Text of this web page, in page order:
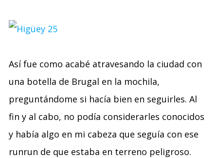
Así fue como acabé atravesando la ciudad con
una botella de Brugal en la mochila,
preguntándome si hacía bien en seguirles. Al
fin y al cabo, no podía considerarles conocidos
y había algo en mi cabeza que seguía con ese
runrun de que estaba en terreno peligroso.